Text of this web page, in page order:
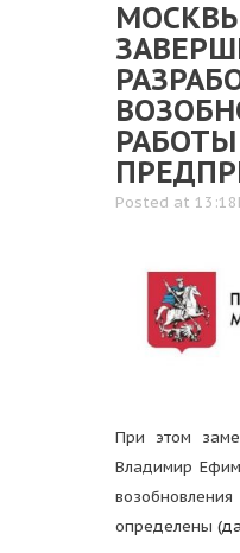
РАБОТЫ
Posted at
При этом
Владимир
определены